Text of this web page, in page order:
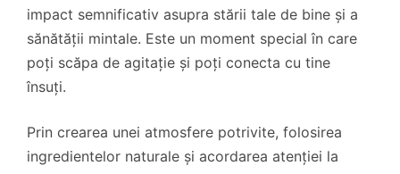
impact semnificativ asupra stării tale de bine și a
sănătății mintale. Este un moment special în care
poți scăpa de agitație și poți conecta cu tine
însuți.
Prin crearea unei atmosfere potrivite, folosirea
ingredientelor naturale și acordarea atenției la